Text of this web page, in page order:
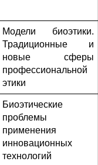
Модели биоэтики.
Традиционные и
новые сферы
профессиональной
этики
Биоэтические
проблемы
применения
инновационных
технологий